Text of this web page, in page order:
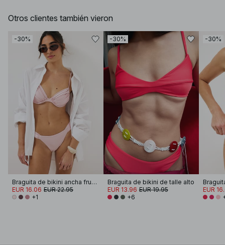
Otros clientes también vieron
-30%
Braguita de bikini ancha fruncida brillante
EUR 16.06 EUR 22.95
+1
-30%
Braguita de bikini de talle alto
EUR 13.96 EUR 19.95
+6
-30%
EUR